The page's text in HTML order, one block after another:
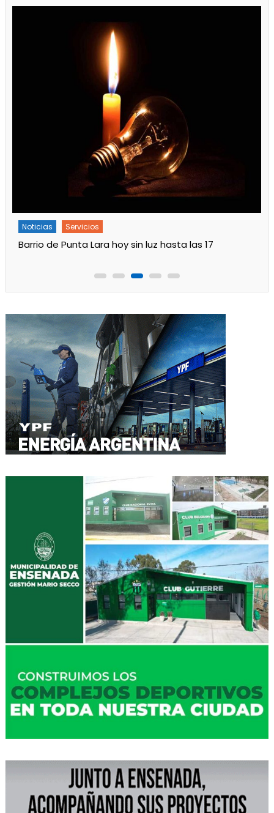
Noticias Servicios
Turnos de Farmacias de Julio 2026 en Ensenada